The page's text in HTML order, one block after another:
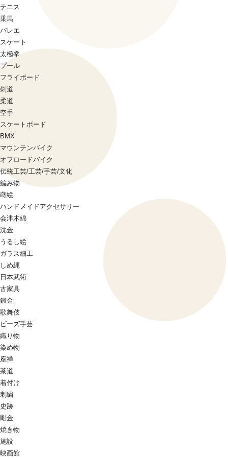
テニス
乗馬
バレエ
スケート
太極拳
プール
フライボード
剣道
柔道
空手
スケートボード
BMX
マウンテンバイク
オフロードバイク
伝統工芸/工芸/手芸/文化
編み物
蒔絵
ハンドメイドアクセサリー
会津木綿
沈金
うるし絵
ガラス細工
しめ縄
日本武術
古家具
鍛金
歌舞伎
ビーズ手芸
織り物
染め物
座禅
茶道
着付け
刺繍
史跡
彫金
焼き物
施設
映画館